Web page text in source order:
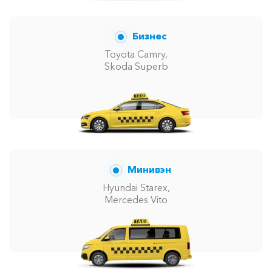
Бизнес
Toyota Camry,
Skoda Superb
Минивэн
Hyundai Starex,
Mercedes Vito